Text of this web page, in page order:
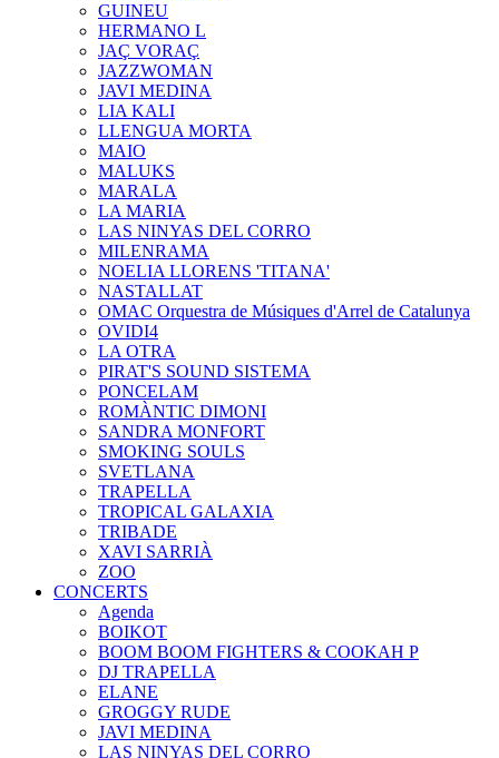
GUINEU
HERMANO L
JAÇ VORAÇ
JAZZWOMAN
JAVI MEDINA
LIA KALI
LLENGUA MORTA
MAIO
MALUKS
MARALA
LA MARIA
LAS NINYAS DEL CORRO
MILENRAMA
NOELIA LLORENS 'TITANA'
NASTALLAT
OMAC Orquestra de Músiques d'Arrel de Catalunya
OVIDI4
LA OTRA
PIRAT'S SOUND SISTEMA
PONCELAM
ROMÀNTIC DIMONI
SANDRA MONFORT
SMOKING SOULS
SVETLANA
TRAPELLA
TROPICAL GALAXIA
TRIBADE
XAVI SARRIÀ
ZOO
CONCERTS
Agenda
BOIKOT
BOOM BOOM FIGHTERS & COOKAH P
DJ TRAPELLA
ELANE
GROGGY RUDE
JAVI MEDINA
LAS NINYAS DEL CORRO